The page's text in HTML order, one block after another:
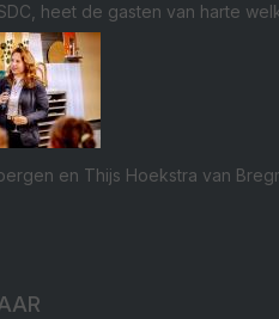
heet de gasten van harte
en Thijs Hoekstra van